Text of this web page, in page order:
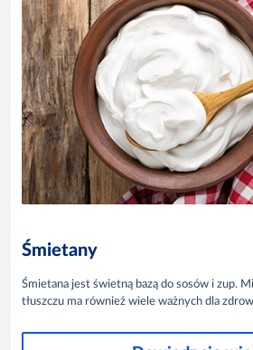
Śmietany
Śmietana jest świetną bazą do sosów i zup.
tłuszczu ma również wiele ważnych dla